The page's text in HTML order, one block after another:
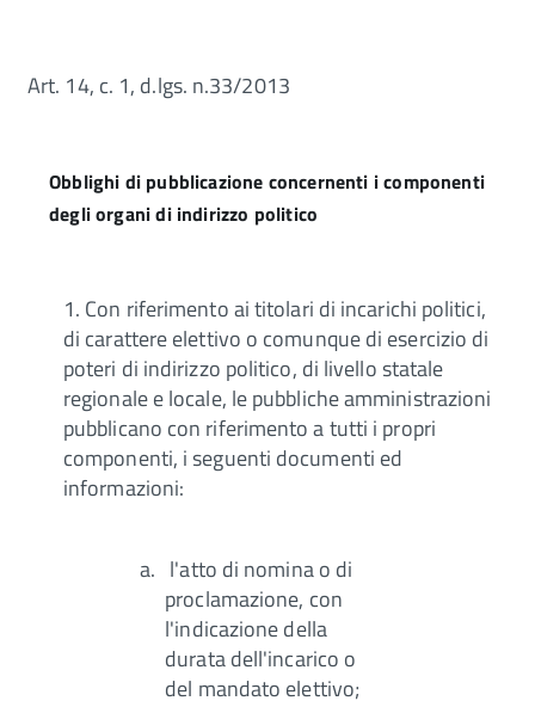
Art. 14, c. 1, d.lgs. n.33/2013
Obblighi di pubblicazione concernenti i componenti
degli organi di indirizzo politico
1. Con riferimento ai titolari di incarichi politici,
di carattere elettivo o comunque di esercizio di
poteri di indirizzo politico, di livello statale
regionale e locale, le pubbliche amministrazioni
pubblicano con riferimento a tutti i propri
componenti, i seguenti documenti ed
informazioni:
l'atto di nomina o di
proclamazione, con
l'indicazione della
durata dell'incarico o
del mandato elettivo;